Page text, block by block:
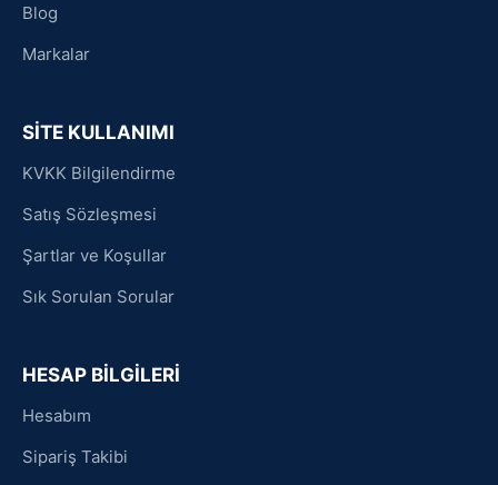
Blog
Markalar
SİTE KULLANIMI
KVKK Bilgilendirme
Satış Sözleşmesi
Şartlar ve Koşullar
Sık Sorulan Sorular
HESAP BİLGİLERİ
Hesabım
Sipariş Takibi